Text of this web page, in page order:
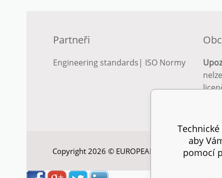
Partneři
Engineering standards | ISO Normy
Copyright 2026 © EUROPEAN STANDARD.
aby
pomocí